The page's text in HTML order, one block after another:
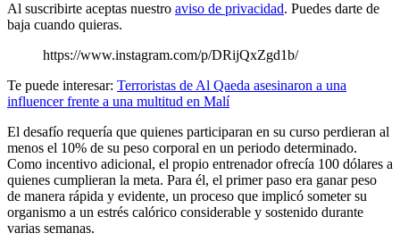
Al suscribirte aceptas nuestro aviso de privacidad. Puedes darte de
baja cuando quieras.
https://www.instagram.com/p/DRijQxZgd1b/
Te puede interesar: Terroristas de Al Qaeda asesinaron a una
influencer frente a una multitud en Malí
El desafío requería que quienes participaran en su curso perdieran al
menos el 10% de su peso corporal en un periodo determinado.
Como incentivo adicional, el propio entrenador ofrecía 100 dólares a
quienes cumplieran la meta. Para él, el primer paso era ganar peso
de manera rápida y evidente, un proceso que implicó someter su
organismo a un estrés calórico considerable y sostenido durante
varias semanas.